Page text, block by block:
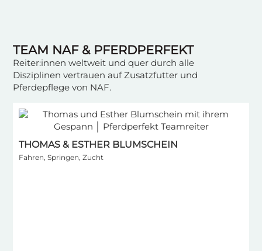
TEAM NAF & PFERDPERFEKT
Reiter:innen weltweit und quer durch alle
Disziplinen vertrauen auf Zusatzfutter und
Pferdepflege von NAF.
THOMAS & ESTHER BLUMSCHEIN
Fahren, Springen, Zucht